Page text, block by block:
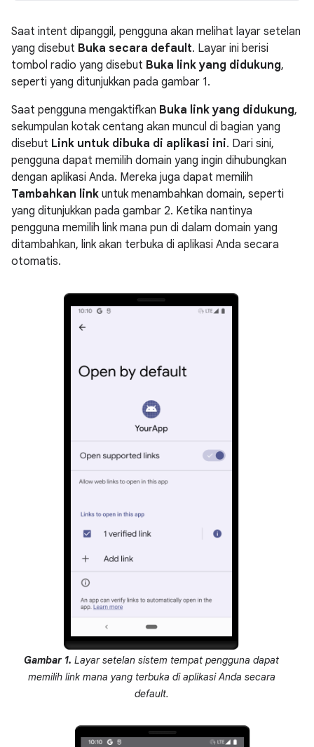
Saat intent dipanggil, pengguna akan melihat layar setelan
yang disebut Buka secara default. Layar ini berisi
tombol radio yang disebut Buka link yang didukung,
seperti yang ditunjukkan pada gambar 1.
Saat pengguna mengaktifkan Buka link yang didukung,
sekumpulan kotak centang akan muncul di bagian yang
disebut Link untuk dibuka di aplikasi ini. Dari sini,
pengguna dapat memilih domain yang ingin dihubungkan
dengan aplikasi Anda. Mereka juga dapat memilih
Tambahkan link untuk menambahkan domain, seperti
yang ditunjukkan pada gambar 2. Ketika nantinya
pengguna memilih link mana pun di dalam domain yang
ditambahkan, link akan terbuka di aplikasi Anda secara
otomatis.
Gambar 1. Layar setelan sistem tempat pengguna dapat
memilih link mana yang terbuka di aplikasi Anda secara
default.